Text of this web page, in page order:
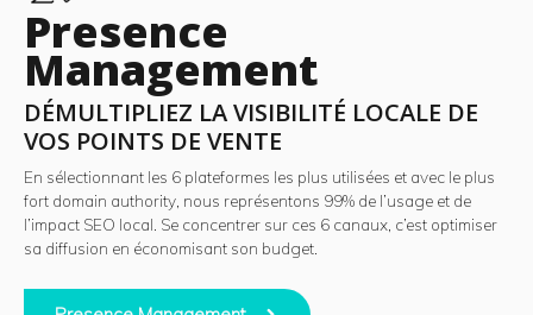
Presence
Management
DÉMULTIPLIEZ LA VISIBILITÉ LOCALE DE
VOS POINTS DE VENTE​
En sélectionnant les 6 plateformes les plus utilisées et avec le plus
fort domain authority, nous représentons 99% de l’usage et de
l’impact SEO local. Se concentrer sur ces 6 canaux, c’est optimiser
sa diffusion en économisant son budget.